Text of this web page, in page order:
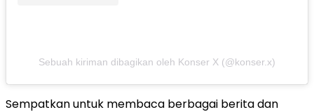
Sebuah kiriman dibagikan oleh Konser X (@konser.x)
Sempatkan untuk membaca berbagai berita dan